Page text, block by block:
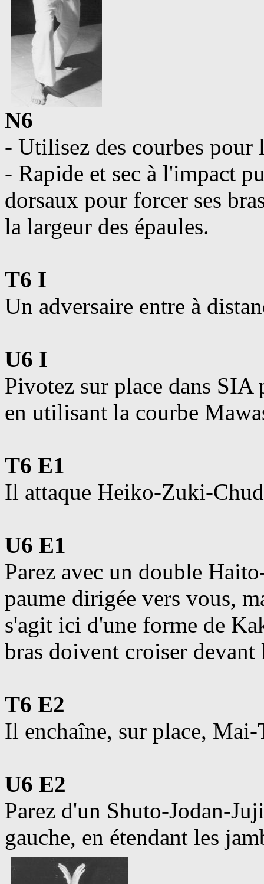
N6
- Utilisez des courbes
- Rapide et sec à l'impact
dorsaux pour forcer ses
la largeur des épaules.
T6 I
Un adversaire entre à
U6 I
Pivotez sur place dans
en utilisant la courbe
T6 E1
Il attaque Heiko-Zuki-
U6 E1
Parez avec un double
paume dirigée vers vous,
s'agit ici d'une forme de
bras doivent croiser
T6 E2
Il enchaîne, sur place, Mai-
U6 E2
Parez d'un Shuto-Jodan-
gauche, en étendant les